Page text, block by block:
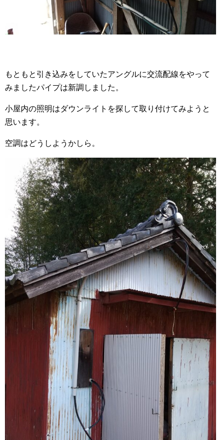
もともと引き込みをしていたアングルに交流配線をやって
みましたパイプは新調しました。
小屋内の照明はダウンライトを探して取り付けてみようと
思います。
空調はどうしようかしら。